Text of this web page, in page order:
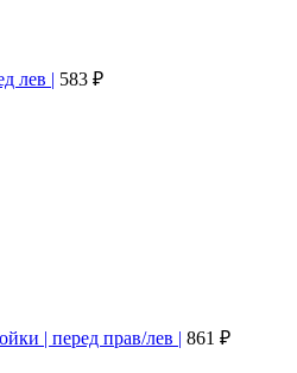
лев | 583 ₽
| перед прав/лев | 861 ₽